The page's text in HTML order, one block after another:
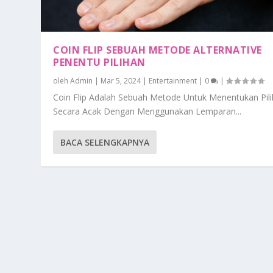
COIN FLIP SEBUAH METODE ALTERNATIVE
PENENTU PILIHAN
olehAdmin | Mar 5, 2024| Entertainment | 0 |
Coin Flip Adalah Sebuah Metode Untuk Menentukan
Secara Acak Dengan Menggunakan Lemparan...
BACA SELENGKAPNYA